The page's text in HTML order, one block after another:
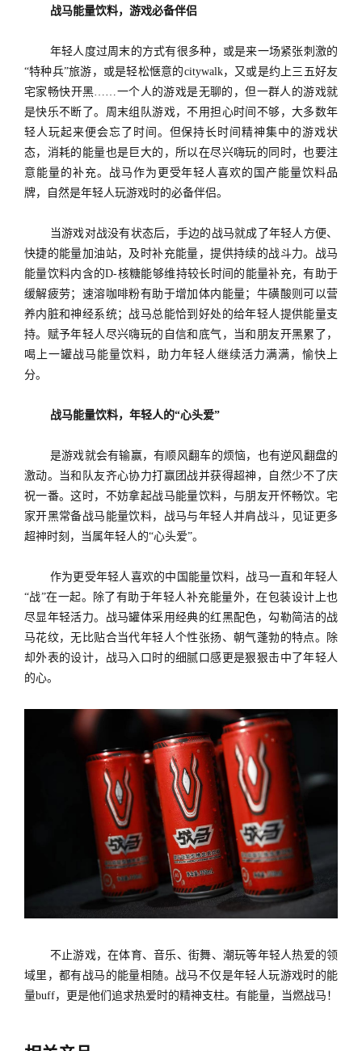
战马能量饮料，游戏必备伴侣
年轻人度过周末的方式有很多种，或是来一场紧张刺激的
“特种兵”旅游，或是轻松惬意的citywalk，又或是约上三五好友
宅家畅快开黑……一个人的游戏是无聊的，但一群人的游戏就
是快乐不断了。周末组队游戏，不用担心时间不够，大多数年
轻人玩起来便会忘了时间。但保持长时间精神集中的游戏状
态，消耗的能量也是巨大的，所以在尽兴嗨玩的同时，也要注
意能量的补充。战马作为更受年轻人喜欢的国产能量饮料品
牌，自然是年轻人玩游戏时的必备伴侣。
当游戏对战没有状态后，手边的战马就成了年轻人方便、
快捷的能量加油站，及时补充能量，提供持续的战斗力。战马
能量饮料内含的D-核糖能够维持较长时间的能量补充，有助于
缓解疲劳；速溶咖啡粉有助于增加体内能量；牛磺酸则可以营
养内脏和神经系统；战马总能恰到好处的给年轻人提供能量支
持。赋予年轻人尽兴嗨玩的自信和底气，当和朋友开黑累了，
喝上一罐战马能量饮料，助力年轻人继续活力满满，愉快上
分。
战马能量饮料，年轻人的“心头爱”
是游戏就会有输赢，有顺风翻车的烦恼，也有逆风翻盘的
激动。当和队友齐心协力打赢团战并获得超神，自然少不了庆
祝一番。这时，不妨拿起战马能量饮料，与朋友开怀畅饮。宅
家开黑常备战马能量饮料，战马与年轻人并肩战斗，见证更多
超神时刻，当属年轻人的“心头爱”。
作为更受年轻人喜欢的中国能量饮料，战马一直和年轻人
“战”在一起。除了有助于年轻人补充能量外，在包装设计上也
尽显年轻活力。战马罐体采用经典的红黑配色，勾勒简洁的战
马花纹，无比贴合当代年轻人个性张扬、朝气蓬勃的特点。除
却外表的设计，战马入口时的细腻口感更是狠狠击中了年轻人
的心。
不止游戏，在体育、音乐、街舞、潮玩等年轻人热爱的领
域里，都有战马的能量相随。战马不仅是年轻人玩游戏时的能
量buff，更是他们追求热爱时的精神支柱。有能量，当燃战马！